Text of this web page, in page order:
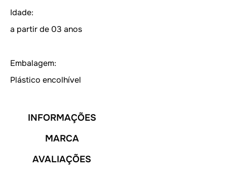
INFORMAÇÕES
MARCA
AVALIAÇÕES
Idade:
a partir de 03 anos
Embalagem:
Plástico encolhível